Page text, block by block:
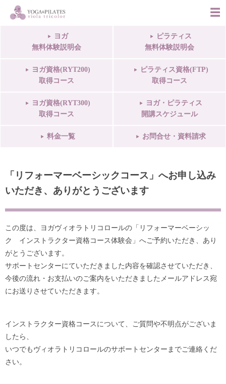
ヨガ
無料体験説明会
ピラティス
無料体験説明会
ヨガ資格(RYT200)
取得コース
ピラティス資格(FTP)
取得コース
ヨガ資格(RYT300)
取得コース
ヨガ・ピラティス
開講スケジュール
料金一覧 お問合せ・資料請求
「リフォーマーベーシックコース」へお申し込み
いただき、ありがとうございます
この度は、ヨガヴィオラトリコロールの「リフォーマーベーシッ
ク インストラクター資格コース体験会」へご予約いただき、あり
がとうございます。
サポートセンターにていただきました内容を確認させていただき、
今後の流れ・お支払いのご案内をいただきましたメールアドレス宛
にお送りさせていただきます。
インストラクター資格コースについて、ご質問や不明点がございま
したら、
いつでもヴィオラトリコロールのサポートセンターまでご連絡くだ
さい。